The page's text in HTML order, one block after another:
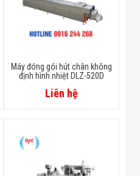
Máy đóng gói hút chân không
định hình nhiệt DLZ-520D
Liên hệ